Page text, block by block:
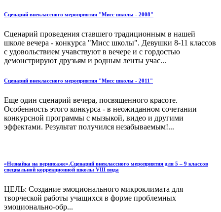
Сценарий внеклассного мероприятия "Мисс школы - 2008"
Сценарий проведения ставшего традиционным в нашей
школе вечера - конкурса "Мисс школы". Девушки 8-11 классов
с удовольствием учавствуют в вечере и с гордостью
демонстрируют друзьям и родным ленты учас...
Сценарий внеклассного мероприятия "Мисс школы - 2011"
Еще один сценарий вечера, посвященного красоте.
Особенность этого конкурса - в неожиданном сочетании
конкурсной программы с мызыкой, видео и другими
эффектами. Результат получился незабываемым!...
«Незнайка на вернисаже».Сценарий внеклассного мероприятия для 5 – 9 классов
специальной коррекционной школы VIII вида
ЦЕЛЬ: Создание эмоционального микроклимата для
творческой работы учащихся в форме проблемных
эмоционально-обр...